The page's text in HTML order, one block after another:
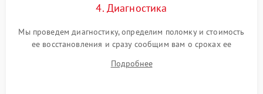
4. Диагностика
Мы проведем диагностику, определим поломку и стоимость
ее восстановления и сразу сообщим вам о сроках ее
Подробнее